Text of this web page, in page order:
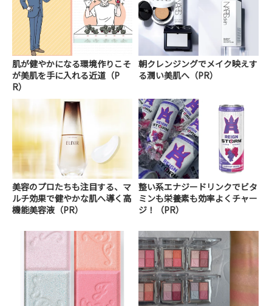
肌が健やかになる環境作りこそ
が美肌を手に入れる近道（P
R）
朝クレンジングでメイク映えす
る潤い美肌へ（PR）
美容のプロたちも注目する、マ
ルチ効果で健やかな肌へ導く高
機能美容液（PR）
整い系エナジードリンクでビタ
ミンも栄養素も効率よくチャー
ジ！（PR）